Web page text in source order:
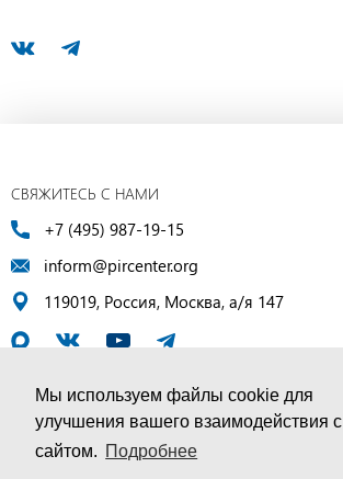
Мы используем файлы cookie для
улучшения вашего взаимодействия с
сайтом. Подробнее
СВЯЖИТЕСЬ С НАМИ
+7 (495) 987-19-15
inform@pircenter.org
119019, Россия, Москва, а/я 147
© ПИР-Центр, 1994–2025 | Все права защищены